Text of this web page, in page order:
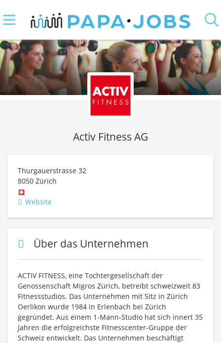
Activ Fitness AG
Thurgauerstrasse 32
8050 Zürich
Website
Über das Unternehmen
ACTIV FITNESS, eine Tochtergesellschaft der
Genossenschaft Migros Zürich, betreibt schweizweit 83
Fitnessstudios. Das Unternehmen mit Sitz in Zürich
Oerlikon wurde 1984 in Erlenbach bei Zürich
gegründet. Aus einem 1-Mann-Studio hat sich innert 35
Jahren die erfolgreichste Fitnesscenter-Gruppe der
Schweiz entwickelt. Das Unternehmen beschäftigt